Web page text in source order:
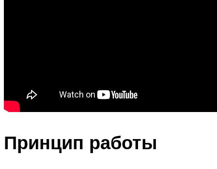
Принцип работы